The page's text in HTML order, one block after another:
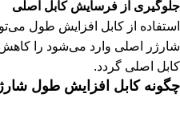
جلوگیری از فرسایش کابل اصلی
استفاده از کابل افزایش طول
شارژر اصلی وارد می‌شود را
کابل اصلی گردد.
چگونه کابل افزایش طول